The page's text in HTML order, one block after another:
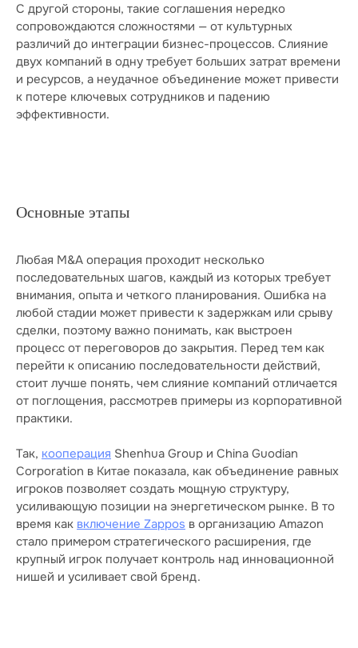
С другой стороны, такие соглашения нередко
сопровождаются сложностями — от культурных
различий до интеграции бизнес-процессов. Слияние
двух компаний в одну требует больших затрат времени
и ресурсов, а неудачное объединение может привести
к потере ключевых сотрудников и падению
эффективности.
Основные этапы
Любая M&A операция проходит несколько
последовательных шагов, каждый из которых требует
внимания, опыта и четкого планирования. Ошибка на
любой стадии может привести к задержкам или срыву
сделки, поэтому важно понимать, как выстроен
процесс от переговоров до закрытия. Перед тем как
перейти к описанию последовательности действий,
стоит лучше понять, чем слияние компаний отличается
от поглощения, рассмотрев примеры из корпоративной
практики.
Так, кооперация Shenhua Group и China Guodian
Corporation в Китае показала, как объединение равных
игроков позволяет создать мощную структуру,
усиливающую позиции на энергетическом рынке. В то
время как включение Zappos в организацию Amazon
стало примером стратегического расширения, где
крупный игрок получает контроль над инновационной
нишей и усиливает свой бренд.